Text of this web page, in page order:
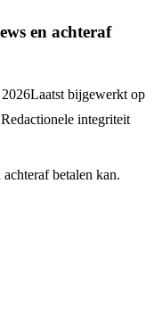
en achteraf
Laatst bijgewerkt op
Redactionele integriteit
betalen kan.